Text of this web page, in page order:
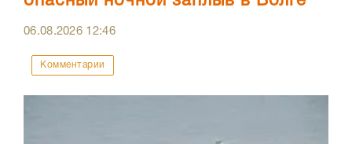
06.08.2026 12:46
Комментарии